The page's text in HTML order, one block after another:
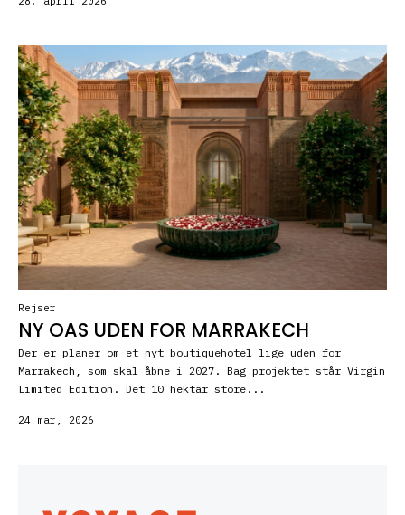
Rejser
NY OAS UDEN FOR MARRAKECH
Der er planer om et nyt boutiquehotel lige uden for
Marrakech, som skal åbne i 2027. Bag projektet står Virgin
Limited Edition. Det 10 hektar store...
24 mar, 2026